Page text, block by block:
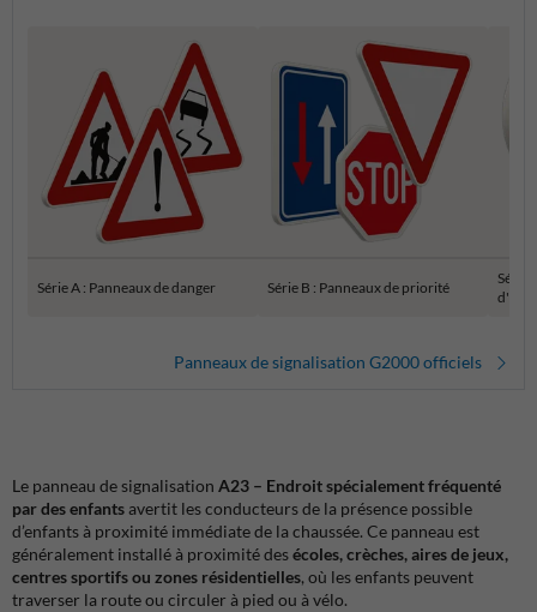
Série A : Panneaux de danger Série B : Panneaux de priorité
Série
Panneaux de signalisation G2000 officiels
Le panneau de signalisation A23 – Endroit spécialement fréquenté
par des enfantsavertit les conducteurs de la présence possible
d’enfants à proximité immédiate de la chaussée. Ce panneau est
généralement installé à proximité desécoles, crèches, aires de jeux,
centres sportifs ou zones résidentielles, où les enfants peuvent
traverser la route ou circuler à pied ou à vélo.